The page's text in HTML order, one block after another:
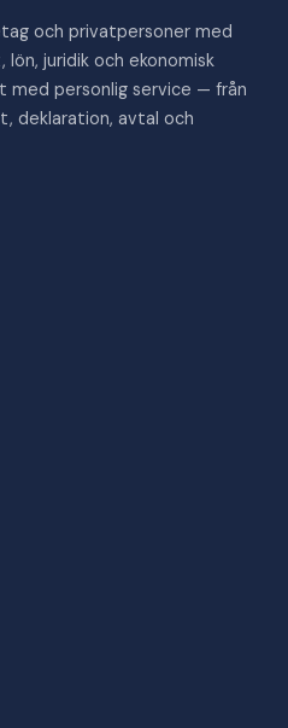
och privatpersoner med
juridik och ekonomisk
med personlig service — från
deklaration, avtal och